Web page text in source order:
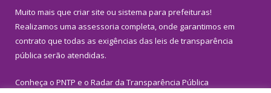
Muito mais que criar site ou sistema para prefeituras!
Realizamos uma assessoria completa, onde garantimos em
contrato que todas as exigências das leis de transparência
pública serão atendidas.
Conheça o PNTP e o Radar da Transparência Pública